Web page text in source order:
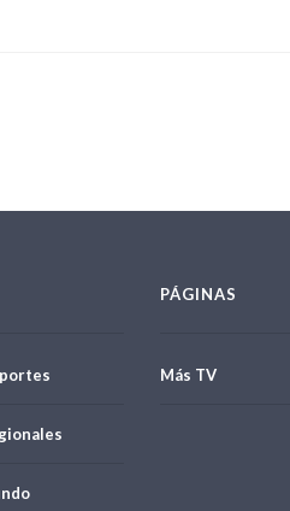
PÁGINAS
Más TV